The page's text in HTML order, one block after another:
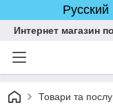
Русский
Интернет магазин
Товари та